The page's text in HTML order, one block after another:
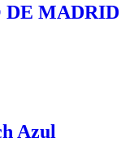
MADRID
Azul